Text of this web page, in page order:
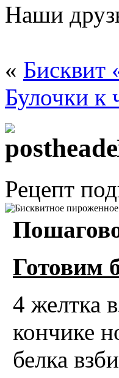
Наши
« Бисквит
Булочки к
Рецепт
Готовим
4 желтка
кончике
белка